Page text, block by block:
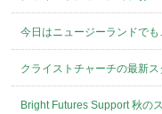
今日はニュージーランドで
クライストチャーチの最新
Bright Futures Support 秋の